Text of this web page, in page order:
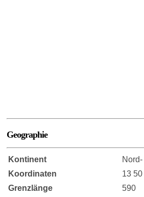
Geographie
Kontinent
Koordinaten
13
Grenzlänge
590